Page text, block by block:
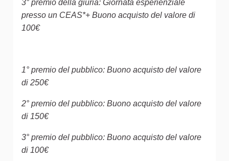
3° premio della giuria: Giornata esperienziale
presso un CEAS*+ Buono acquisto del valore di
100€
1° premio del pubblico: Buono acquisto del valore
di 250€
2° premio del pubblico: Buono acquisto del valore
di 150€
3° premio del pubblico: Buono acquisto del valore
di 100€